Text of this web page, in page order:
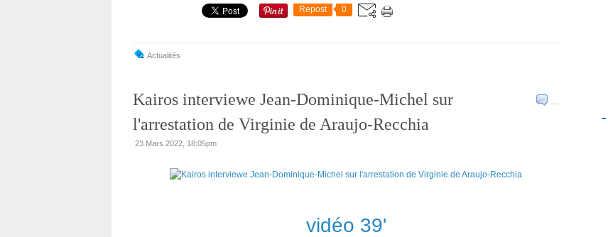
Repost 0
Actualités
…
Kairos interviewe Jean-Dominique-Michel sur
l'arrestation de Virginie de Araujo-Recchia
23 Mars 2022, 18:05pm
vidéo 39'